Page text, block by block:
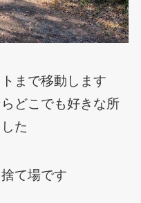
まで移動します
どこでも好きな所
た
て場です